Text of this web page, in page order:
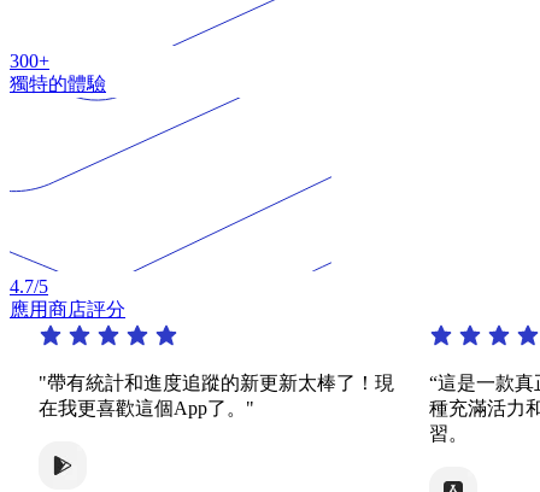
300+
獨特的體驗
4.7/5
應用商店評分
"帶有統計和進度追蹤的新更新太棒了！現
在我更喜歡這個App了。"
“這是一款真正
種充滿活力和有